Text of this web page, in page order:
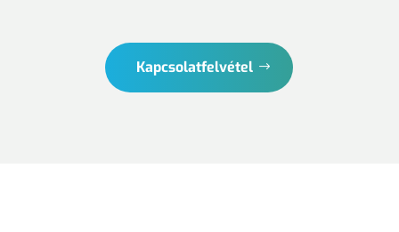
Kapcsolatfelvétel